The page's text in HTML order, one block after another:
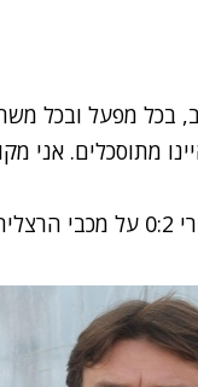
בכל מפעל ובכל
מתוסכלים.